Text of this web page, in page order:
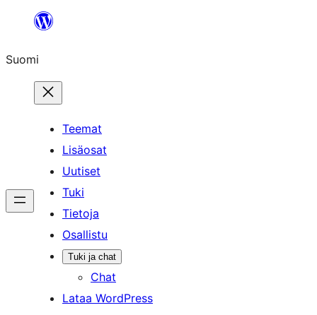
Suomi
Teemat
Lisäosat
Uutiset
Tuki
Tietoja
Osallistu
Tuki ja chat
Chat
Lataa WordPress